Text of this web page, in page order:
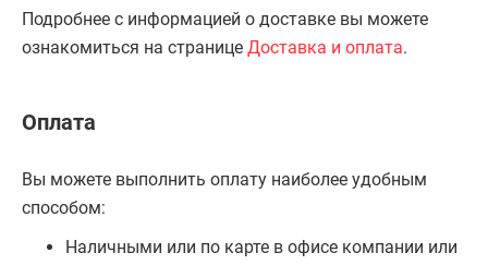
Подробнее с информацией о доставке вы можете
ознакомиться на странице Доставка и оплата.
Оплата
Вы можете выполнить оплату наиболее удобным
способом:
Наличными или по карте в офисе компании или